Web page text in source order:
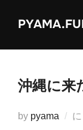
沖縄に来
by pyama に